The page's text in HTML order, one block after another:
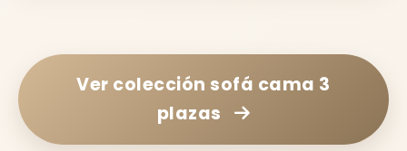
Ver colecciónsofá cama 3
plazas